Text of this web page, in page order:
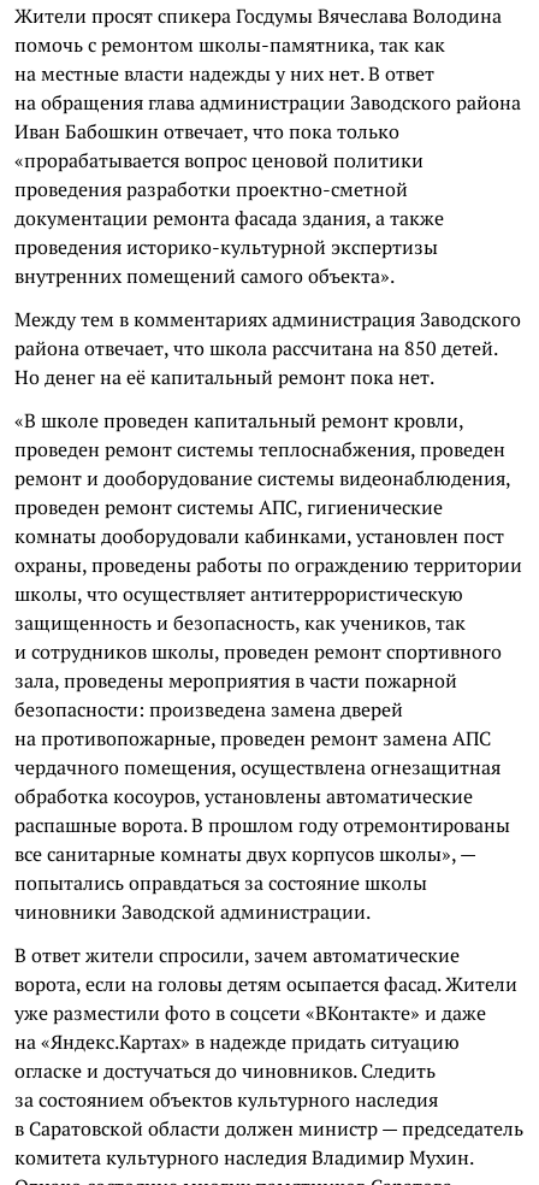
Жители просят спикера Госдумы Вячеслава Володина
помочь с ремонтом школы-памятника, так как
на местные власти надежды у них нет. В ответ
на обращения глава администрации Заводского района
Иван Бабошкин отвечает, что пока только
«прорабатывается вопрос ценовой политики
проведения разработки проектно-сметной
документации ремонта фасада здания, а также
проведения историко-культурной экспертизы
внутренних помещений самого объекта».
Между тем в комментариях администрация Заводского
района отвечает, что школа рассчитана на 850 детей.
Но денег на её капитальный ремонт пока нет.
«В школе проведен капитальный ремонт кровли,
проведен ремонт системы теплоснабжения, проведен
ремонт и дооборудование системы видеонаблюдения,
проведен ремонт системы АПС, гигиенические
комнаты дооборудовали кабинками, установлен пост
охраны, проведены работы по ограждению территории
школы, что осуществляет антитеррористическую
защищенность и безопасность, как учеников, так
и сотрудников школы, проведен ремонт спортивного
зала, проведены мероприятия в части пожарной
безопасности: произведена замена дверей
на противопожарные, проведен ремонт замена АПС
чердачного помещения, осуществлена огнезащитная
обработка косоуров, установлены автоматические
распашные ворота. В прошлом году отремонтированы
все санитарные комнаты двух корпусов школы», —
попытались оправдаться за состояние школы
чиновники Заводской администрации.
В ответ жители спросили, зачем автоматические
ворота, если на головы детям осыпается фасад. Жители
уже разместили фото в соцсети «ВКонтакте» и даже
на «Яндекс.Картах» в надежде придать ситуацию
огласке и достучаться до чиновников. Следить
за состоянием объектов культурного наследия
в Саратовской области должен министр — председатель
комитета культурного наследия Владимир Мухин.